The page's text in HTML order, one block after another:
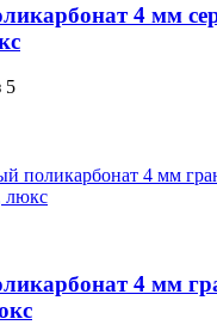
4 мм
5
4 мм